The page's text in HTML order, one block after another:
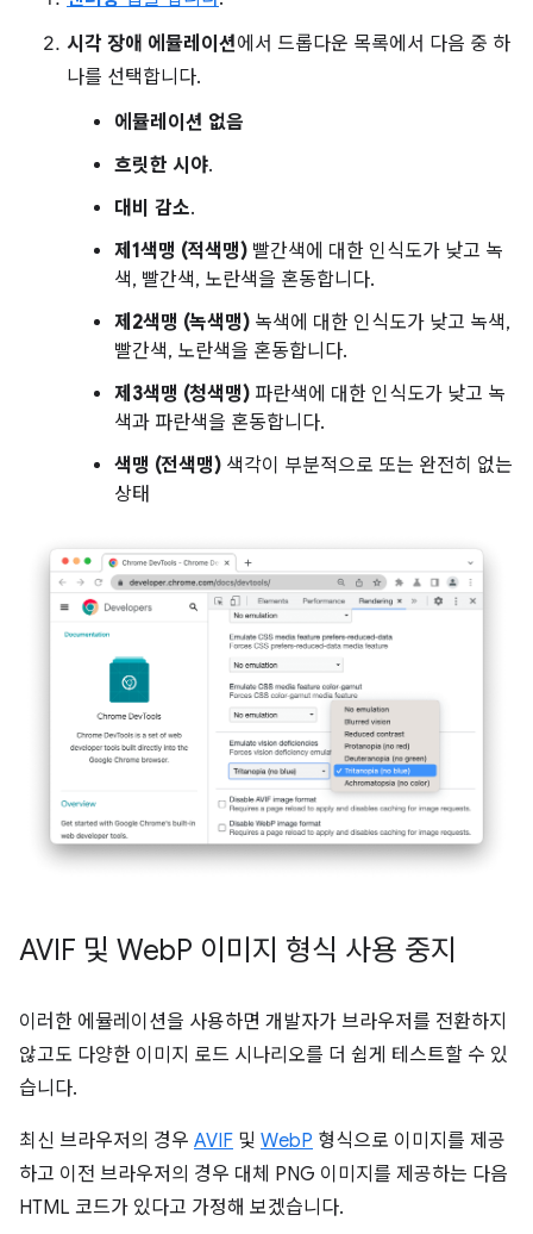
시각 장애 에뮬레이션에서 드롭다운 목록에서 다음 중 하
나를 선택합니다.
에뮬레이션 없음
흐릿한 시야.
대비 감소.
제1색맹 (적색맹) 빨간색에 대한 인식도가 낮고 녹
색, 빨간색, 노란색을 혼동합니다.
제2색맹 (녹색맹) 녹색에 대한 인식도가 낮고 녹색,
빨간색, 노란색을 혼동합니다.
제3색맹 (청색맹) 파란색에 대한 인식도가 낮고 녹
색과 파란색을 혼동합니다.
색맹 (전색맹) 색각이 부분적으로 또는 완전히 없는
상태
AVIF 및 WebP 이미지 형식 사용 중지
이러한 에뮬레이션을 사용하면 개발자가 브라우저를 전환하지
않고도 다양한 이미지 로드 시나리오를 더 쉽게 테스트할 수 있
습니다.
최신 브라우저의 경우 AVIF 및 WebP 형식으로 이미지를 제공
하고 이전 브라우저의 경우 대체 PNG 이미지를 제공하는 다음
HTML 코드가 있다고 가정해 보겠습니다.